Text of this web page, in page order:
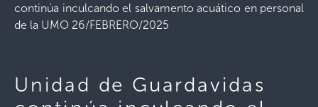
continúa inculcando el salvamento acuático en personal
de la UMO 26/FEBRERO/2025
Unidad de Guardavidas